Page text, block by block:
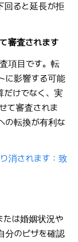
回ると延長が拒
審査されます
項目です。転
に影響する可能
だけでなく、実
て審査されま
の転換が有利な
消されます：致
たは婚姻状況や
分のビザを確認